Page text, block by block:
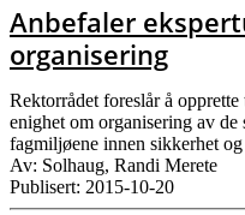
Anbefaler
organisering
Rektorrådet foreslår å
enighet om organisering av
fagmiljøene innen sikkerhet og
Av: Solhaug, Randi Merete
Publisert: 2015-10-20